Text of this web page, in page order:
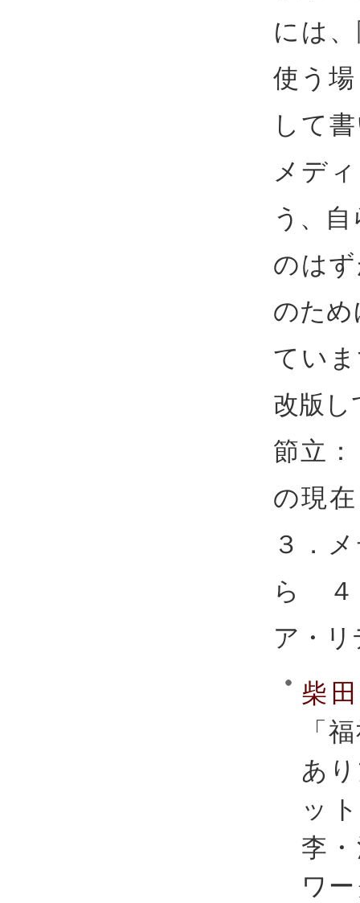
には
使う
して
メデ
う、
のは
のため
てい
改版し
節立
の現
３．
ら ４
ア・
柴
「
あ
ッ
李
ワ